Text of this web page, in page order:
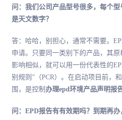
问：我们公司产品型号很多，每个
是天文数字？
答：哈哈，别担心，通常不需要。
申请。只要同一类别下的产品，其
影响相似，就可以用一份代表性的
别规则”（PCR）。在启动项目前，
围，是控制 办理epd环境产品声明报
问：EPD报告有有效期吗？到期再办